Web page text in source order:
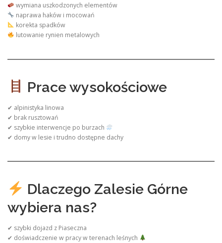
wymiana uszkodzonych elementów
naprawa haków i mocowań
korekta spadków
lutowanie rynien metalowych
Prace wysokościowe
✔ alpinistyka linowa
✔ brak rusztowań
✔ szybkie interwencje po burzach
✔ domy w lesie i trudno dostępne dachy
Dlaczego Zalesie Górne
wybiera nas?
✔ szybki dojazd z Piaseczna
✔ doświadczenie w pracy w terenach leśnych